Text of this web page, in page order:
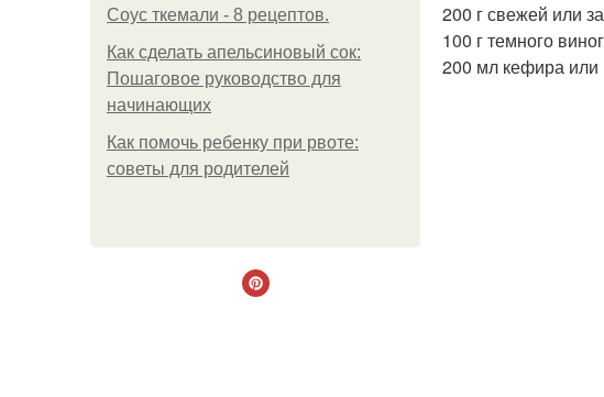
Соус ткемали - 8 рецептов.
Как сделать апельсиновый сок:
Пошаговое руководство для
начинающих
Как помочь ребенку при рвоте:
советы для родителей
200 г свежей или
100 г темного
200 мл кефира или